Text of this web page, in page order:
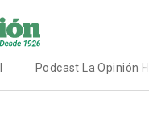
Podcast La Opinión